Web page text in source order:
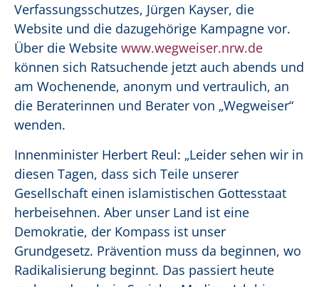
Verfassungsschutzes, Jürgen Kayser, die
Website und die dazugehörige Kampagne vor.
Über die Website www.wegweiser.nrw.de
können sich Ratsuchende jetzt auch abends und
am Wochenende, anonym und vertraulich, an
die Beraterinnen und Berater von „Wegweiser“
wenden.
Innenminister Herbert Reul: „Leider sehen wir in
diesen Tagen, dass sich Teile unserer
Gesellschaft einen islamistischen Gottesstaat
herbeisehnen. Aber unser Land ist eine
Demokratie, der Kompass ist unser
Grundgesetz. Prävention muss da beginnen, wo
Radikalisierung beginnt. Das passiert heute